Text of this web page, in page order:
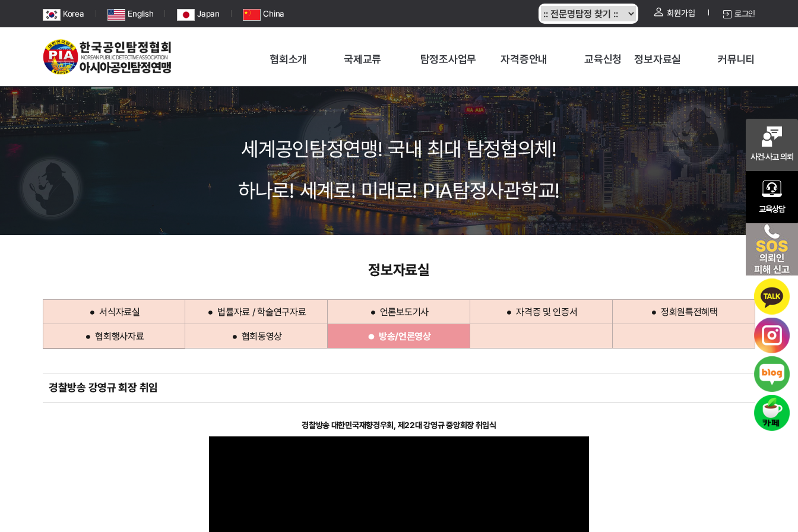
Korea English Japan China 회원가입 로그인
협회소개 국제교류 탐정조사업무 자격증안내 교육신청 정보자료실 커뮤니티
사건·사고 의뢰
교육상담
세계공인탐정연맹! 국내 최대 탐정협의체!
하나로! 세계로! 미래로! PIA탐정사관학교!
정보자료실
서식자료실 법률자료 / 학술연구자료 언론보도기사 자격증 및 인증서 정회원특전혜택
협회행사자료 협회동영상 방송/언론영상
경찰방송 강영규 회장 취임
경찰방송 대한민국재향경우회, 제22대 강영규 중앙회장 취임식